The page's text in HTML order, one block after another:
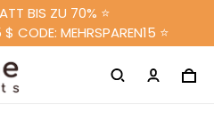
BIS ZU 70% ⭐
$ CODE: MEHRSPAREN15 ⭐